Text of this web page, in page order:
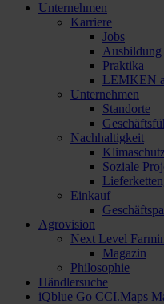
Unternehmen
Karriere
Jobs
Ausbildung
Praktika
LEMKEN
Unternehmen
Standorte
Nachhaltigkeit
Soziale
Einkauf
Agrovision
Next Level
Magazin
Philosophie
Händlersuche
iQblue Go CCI.Maps